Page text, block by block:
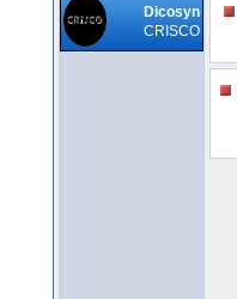
Dicosyn
CRISCO